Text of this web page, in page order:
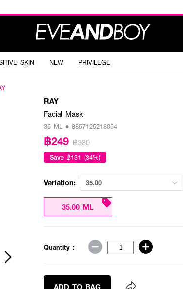
SKIN NEW PRIVILEGE
RAY
Facial Mask
35 ML • 8857125218054
฿249 ฿380
Save ฿131 (34%)
Variation: 35.00
35.00 ML
Quantity :
ADD TO BAG